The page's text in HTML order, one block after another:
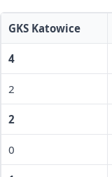
GKS Katowice
4
2
2
0